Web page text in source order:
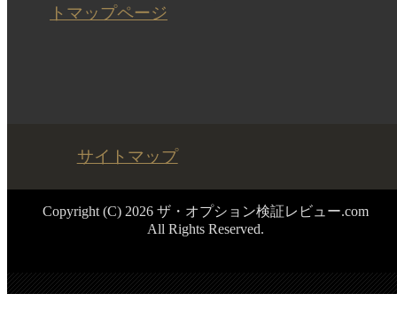
トマップページ
サイトマップ
Copyright (C) 2026 ザ・オプション検証レビュー.com
All Rights Reserved.